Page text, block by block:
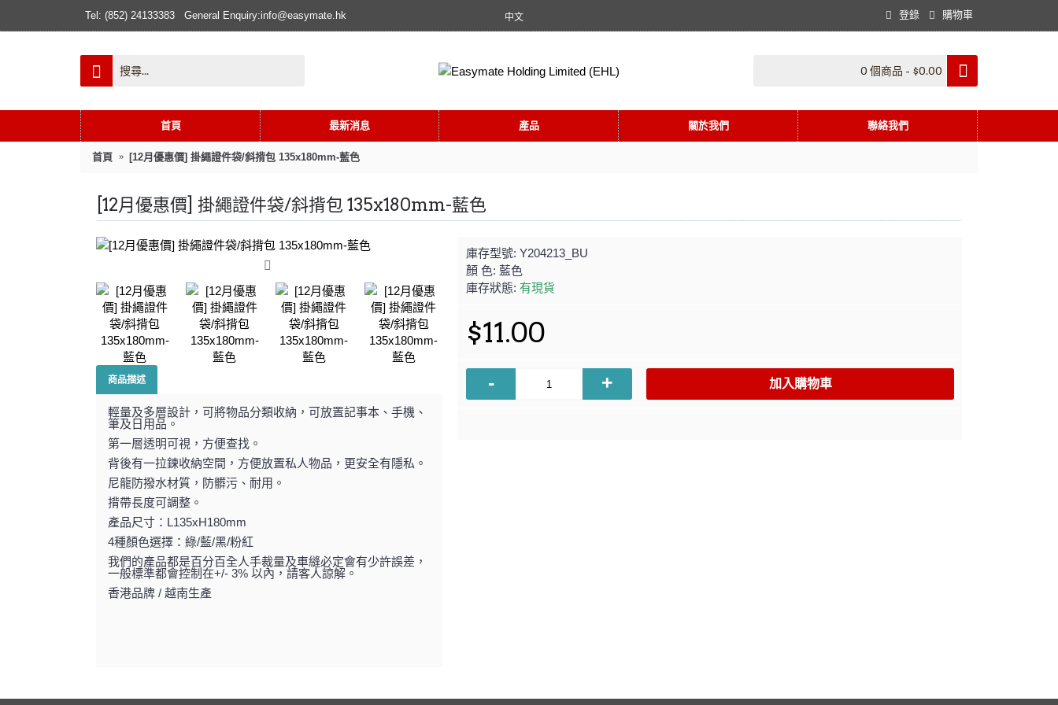
Tel: (852) 24133383 General Enquiry:info@easymate.hk 中文 登錄 購物車
0 個商品 - $0.00
首頁 最新消息 產品 關於我們 聯絡我們
首頁 [12月優惠價] 掛繩證件袋/斜揹包 135x180mm-藍色
[12月優惠價] 掛繩證件袋/斜揹包 135x180mm-藍色
商品描述
輕量及多層設計，可將物品分類收納，可放置記事本、手機、
筆及日用品。
第一層透明可視，方便查找。
背後有一拉鍊收納空間，方便放置私人物品，更安全有隱私。
尼龍防撥水材質，防髒污、耐用。
揹帶長度可調整。
產品尺寸：L135xH180mm
4種顏色選擇：綠/藍/黑/粉紅
我們的產品都是百分百全人手裁量及車縫必定會有少許誤差，
一般標準都會控制在+/- 3% 以內，請客人諒解。
香港品牌 / 越南生產
庫存型號: Y204213_BU
顏 色: 藍色
庫存狀態: 有現貨
$11.00
- + 加入購物車